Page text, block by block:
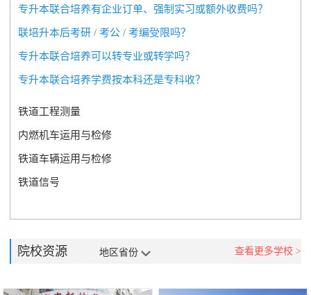
专升本联合培养有企业订单、强制实习或额外收费吗？
联培升本后考研 / 考公 / 考编受限吗？
专升本联合培养可以转专业或转学吗？
专升本联合培养学费按本科还是专科收？
铁道工程测量
内燃机车运用与检修
铁道车辆运用与检修
铁道信号
院校资源 地区省份 查看更多学校 >